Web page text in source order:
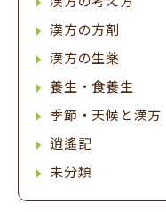
漢方の方剤
漢方の生薬
養生・食養生
季節・天候と漢方
逍遙記
未分類